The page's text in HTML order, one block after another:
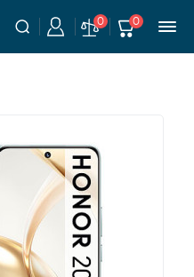
0 0